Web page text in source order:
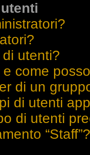
utenti?
come
di un
di utenti
di utenti
“Staff”?